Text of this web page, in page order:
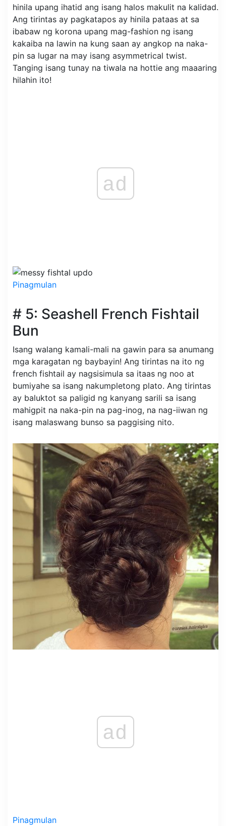
hinila upang ihatid ang isang halos makulit na kalidad.
Ang tirintas ay pagkatapos ay hinila pataas at sa
ibabaw ng korona upang mag-fashion ng isang
kakaiba na lawin na kung saan ay angkop na naka-
pin sa lugar na may isang asymmetrical twist.
Tanging isang tunay na tiwala na hottie ang maaaring
hilahin ito!
ad
Pinagmulan
# 5: Seashell French Fishtail
Bun
Isang walang kamali-mali na gawin para sa anumang
mga karagatan ng baybayin! Ang tirintas na ito ng
french fishtail ay nagsisimula sa itaas ng noo at
bumiyahe sa isang nakumpletong plato. Ang tirintas
ay baluktot sa paligid ng kanyang sarili sa isang
mahigpit na naka-pin na pag-inog, na nag-iiwan ng
isang malaswang bunso sa paggising nito.
ad
Pinagmulan